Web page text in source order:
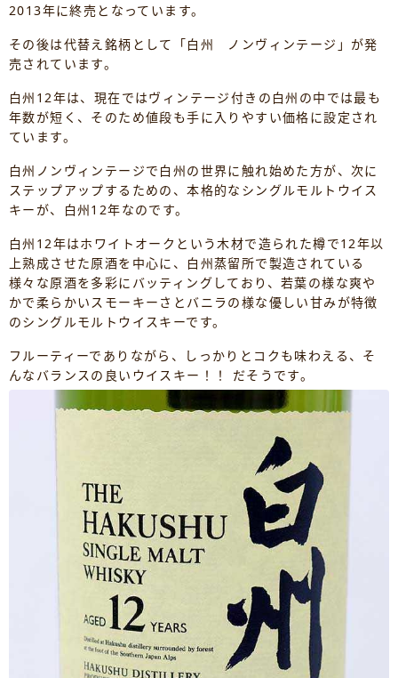
2013年に終売となっています。
その後は代替え銘柄として「白州 ノンヴィンテージ」が発
売されています。
白州12年は、現在ではヴィンテージ付きの白州の中では最も
年数が短く、そのため値段も手に入りやすい価格に設定され
ています。
白州ノンヴィンテージで白州の世界に触れ始めた方が、次に
ステップアップするための、本格的なシングルモルトウイス
キーが、白州12年なのです。
白州12年はホワイトオークという木材で造られた樽で12年以
上熟成させた原酒を中心に、白州蒸留所で製造されている
様々な原酒を多彩にバッティングしており、若葉の様な爽や
かで柔らかいスモーキーさとバニラの様な優しい甘みが特徴
のシングルモルトウイスキーです。
フルーティーでありながら、しっかりとコクも味わえる、そ
んなバランスの良いウイスキー！！ だそうです。